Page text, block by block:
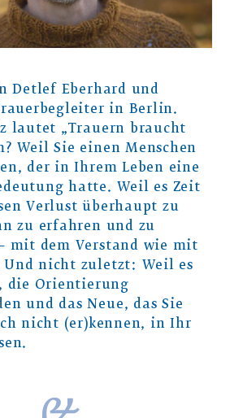
Detlef Eberhard und
in Berlin.
lautet „Trauern braucht
Weil Sie einen Menschen
der in Ihrem Leben eine
hatte. Weil es Zeit
Verlust überhaupt zu
zu erfahren und zu
mit dem Verstand wie mit
Und nicht zuletzt: Weil es
die Orientierung
und das Neue, das Sie
nicht (er)kennen, in Ihr